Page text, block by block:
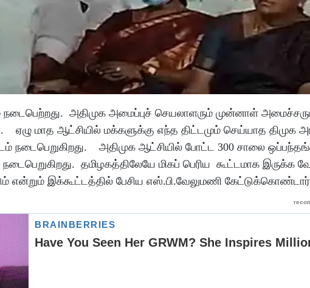
அதிமுக அமைப்புச் செயலாளரும் முன்னாள்
மாத ஆட்சியில் மக்களுக்கு எந்த திட்டமும் செய்யாத திமுக
நடைபெறுகிறது. அதிமுக ஆட்சியில் போட்ட 300 சாலை
தமிழகத்திலேயே மிகப் பெரிய கூட்டமாக இருக்க
என்றும் இக்கூட்டத்தில் பேசிய எஸ்.பி.வேலுமணி